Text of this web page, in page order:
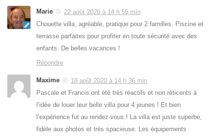
Marie
22 août 2020 à 14 h 55 min
Chouette villa, agréable, pratique pour 2 familles. Piscine et
terrasse parfaites pour profiter en toute sécurité avec des
enfants. De belles vacances !
Répondre
Maxime
18 août 2020 à 14 h 36 min
Pascale et Francis ont été très réactifs et non réticents à
l’idée de louer leur belle villa pour 4 jeunes ! Et bien
l’expérience fut au rendez-vous ! La villa est juste superbe,
fidèle aux photos et très spacieuse. Les équipements